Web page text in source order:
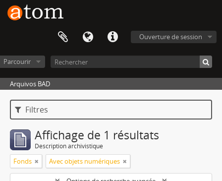
Ouverture de session
Parcourir
Arquivos BAD
Filtres
Affichage de 1 résultats
Description archivistique
Fonds Avec objets numériques